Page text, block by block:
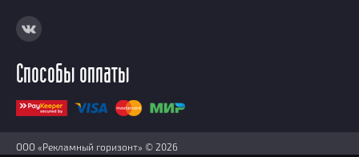
Способы оплаты
ООО «Рекламный горизонт» © 2026